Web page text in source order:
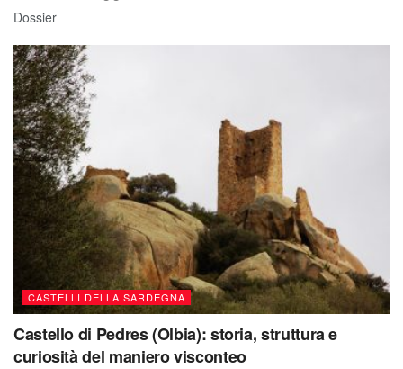
Dossier
CASTELLI DELLA SARDEGNA
Castello di Pedres (Olbia): storia, struttura e
curiosità del maniero visconteo